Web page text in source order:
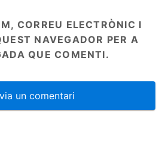
CORREU ELECTRÒNIC I
NAVEGADOR PER A
QUE COMENTI.